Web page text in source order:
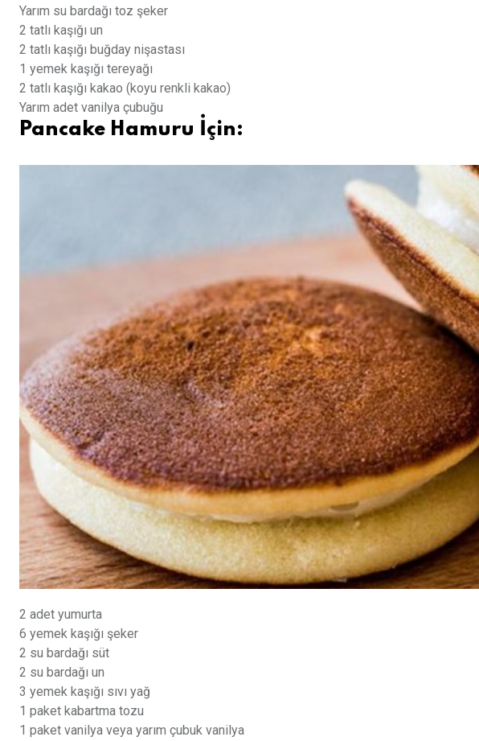
Yarım su bardağı toz şeker
2 tatlı kaşığı un
2 tatlı kaşığı buğday nişastası
1 yemek kaşığı tereyağı
2 tatlı kaşığı kakao (koyu renkli kakao)
Yarım adet vanilya çubuğu
Pancake Hamuru İçin:
2 adet yumurta
6 yemek kaşığı şeker
2 su bardağı süt
2 su bardağı un
3 yemek kaşığı sıvı yağ
1 paket kabartma tozu
1 paket vanilya veya yarım çubuk vanilya